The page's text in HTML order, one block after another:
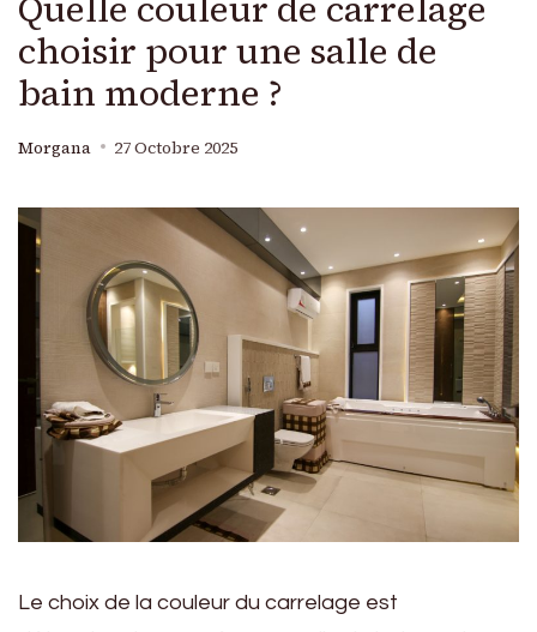
choisir pour une salle de
bain moderne ?
Morgana 27 Octobre 2025
Le choix de la couleur du carrelage est